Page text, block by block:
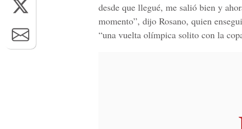
desde que llegué, me salió bien y
momento”, dijo Rosano, quien
“una vuelta olímpica solito con la